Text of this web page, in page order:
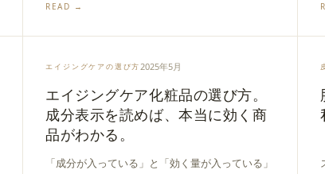
READ →
エイジングケアの選び方2025年5月
エイジングケア化粧品の選び方。
成分表示を読めば、本当に効く商
品がわかる。
「成分が入っている」と「効く量が入っている」